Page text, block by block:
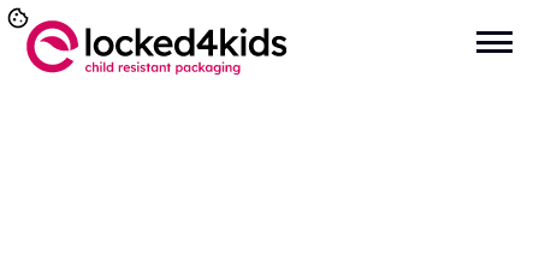
Jesteś tutaj: Strona główna >